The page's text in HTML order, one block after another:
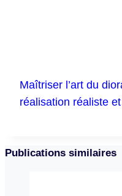
Maîtriser l’art du
réalisation réaliste
Publications similaires